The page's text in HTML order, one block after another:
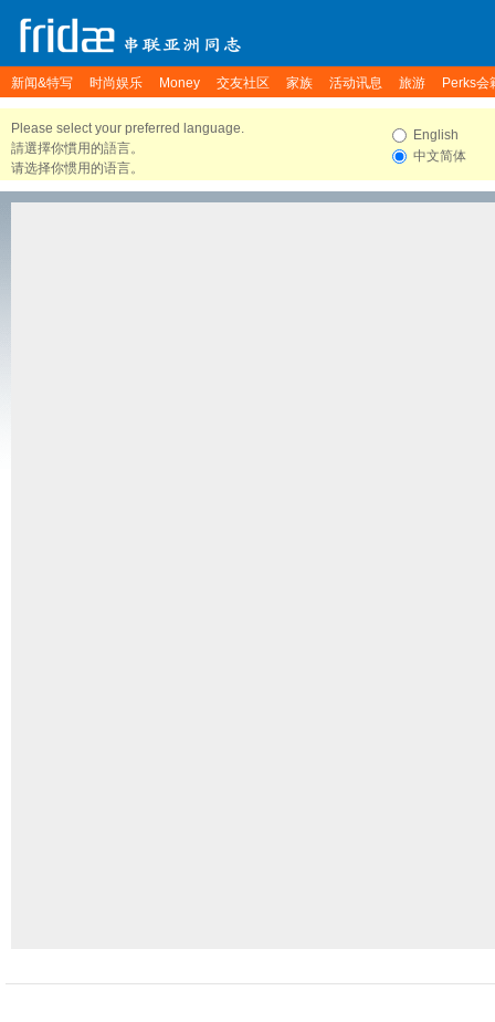
新闻&特写 时尚娱乐 Money 交友社区 家族 活动讯息 旅游 Perks会
Please select your preferred language.
請選擇你慣用的語言。
请选择你惯用的语言。
English
中文简体